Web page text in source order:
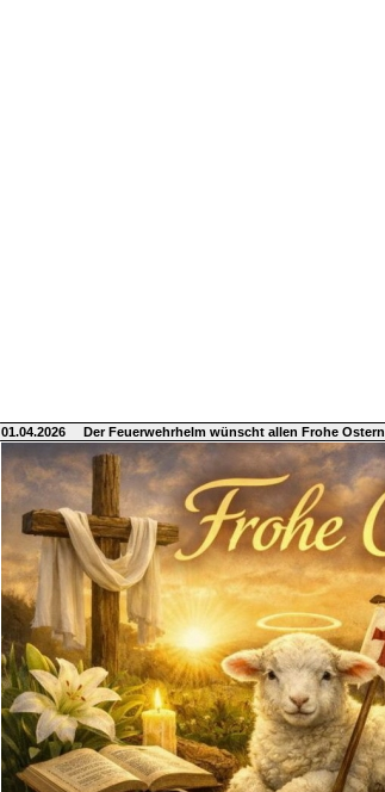
01.04.2026 Der Feuerwehrhelm wünscht allen Frohe Ostern